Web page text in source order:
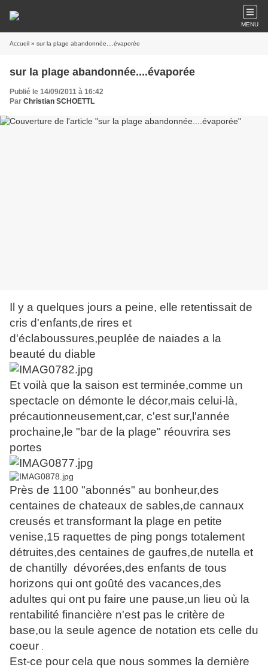
MENU
Accueil » sur la plage abandonnée....évaporée
sur la plage abandonnée....évaporée
Publié le 14/09/2011 à 16:42
Par Christian SCHOETTL
Il y a quelques jours a peine, elle retentissait de
cris d'enfants,de rires et
d'éclaboussures,peuplée de naiades a la
beauté du diable
Et voilà que la saison est terminée,comme un
spectacle on démonte le décor,mais celui-là,
précautionneusement,car, c'est sur,l'année
prochaine,le "bar de la plage" réouvrira ses
portes
Près de 1100 "abonnés" au bonheur,des
centaines de chateaux de sables,de cannaux
creusés et transformant la plage en petite
venise,15 raquettes de ping pongs totalement
détruites,des centaines de gaufres,de nutella et
de chantilly dévorées,des enfants de tous
horizons qui ont goûté des vacances,des
adultes qui ont pu faire une pause,un lieu où la
rentabilité financière n'est pas le critère de
base,ou la seule agence de notation ets celle du
coeur
Est-ce pour cela que nous sommes la dernière